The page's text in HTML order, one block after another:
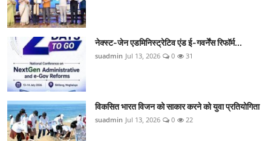
नेक्स्ट-जेन एडमिनिस्ट्रेटिव एंड ई-गवर्नेंस रिफॉर्म...
suadmin Jul 13, 2026 0 31
विकसित भारत विजन को साकार करने को युवा प्रतियोगिता
suadmin Jul 13, 2026 0 22